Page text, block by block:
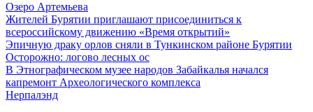
Озеро Артемьева
Жителей Бурятии приглашают присоединиться к
всероссийскому движению «Время открытий»
Эпичную драку орлов сняли в Тункинском районе Бурятии
Осторожно: логово лесных ос
В Этнографическом музее народов Забайкалья начался
капремонт Археологического комплекса
Нерпалэнд